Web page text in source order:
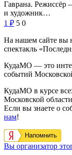
Гаврана. Режиссёр
и художник…
1 ₽ 5 0
На нашем сайте вы
спектакль
КудаМО — это
событий
КудаМО в курсе
Московской
Если вы знаете о
нам!
Напомнить
Вы организатор